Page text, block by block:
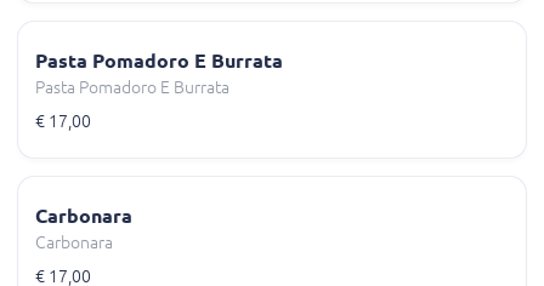
Pasta Pomadoro E Burrata
Pasta Pomadoro E Burrata
€ 17,00
Carbonara
Carbonara
€ 17,00